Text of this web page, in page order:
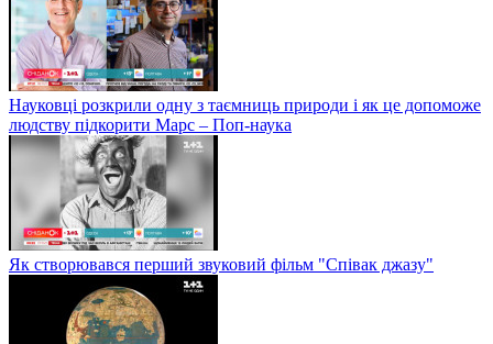
Науковці розкрили одну з таємниць природи і як це допоможе
людству підкорити Марс – Поп-наука
Як створювався перший звуковий фільм "Співак джазу"